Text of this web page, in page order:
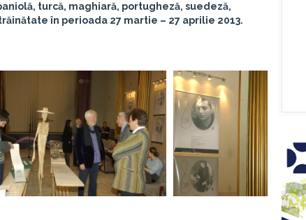
turcă, maghiară, portugheză, suedeză,
în perioada 27 martie – 27 aprilie 2013.